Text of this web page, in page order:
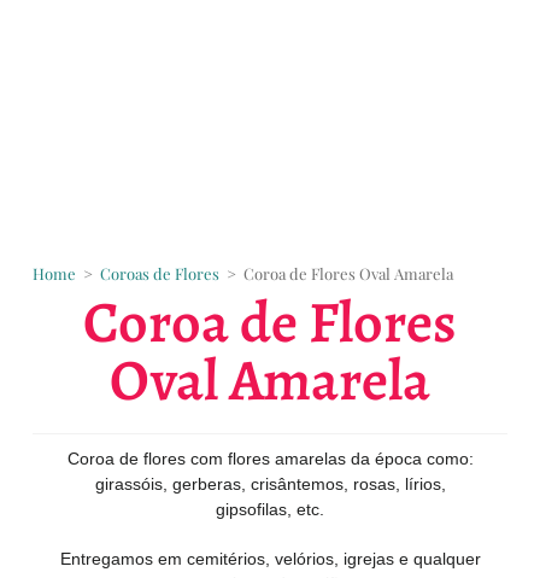
Home > Coroas de Flores > Coroa de Flores Oval Amarela
Coroa de Flores
Oval Amarela
Coroa de flores com flores amarelas da época como:
girassóis, gerberas, crisântemos, rosas, lírios,
gipsofilas, etc.
Entregamos em cemitérios, velórios, igrejas e qualquer